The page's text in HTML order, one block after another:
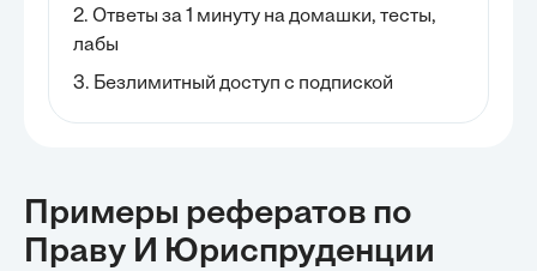
2. Ответы за 1 минуту на домашки, тесты,
лабы
3. Безлимитный доступ с подпиской
Примеры рефератов по
Праву И Юриспруденции